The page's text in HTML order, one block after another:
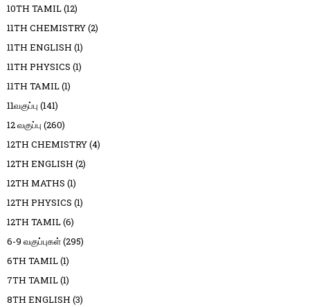
10TH TAMIL(12)
11TH CHEMISTRY(2)
11TH ENGLISH (1)
11TH PHYSICS (1)
11TH TAMIL(1)
11வகுப்பு (141)
12 வகுப்பு (260)
12TH CHEMISTRY(4)
12TH ENGLISH (2)
12TH MATHS (1)
12TH PHYSICS (1)
12TH TAMIL(6)
6-9 வகுப்புகள்(295)
6TH TAMIL(1)
7TH TAMIL(1)
8TH ENGLISH (3)